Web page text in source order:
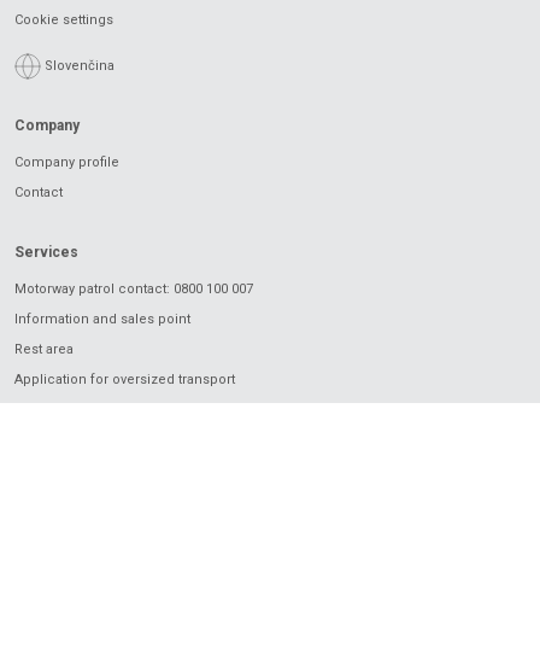
Cookie settings
Slovenčina
Company
Company profile
Contact
Services
Motorway patrol contact: 0800 100 007
Information and sales point
Rest area
Application for oversized transport